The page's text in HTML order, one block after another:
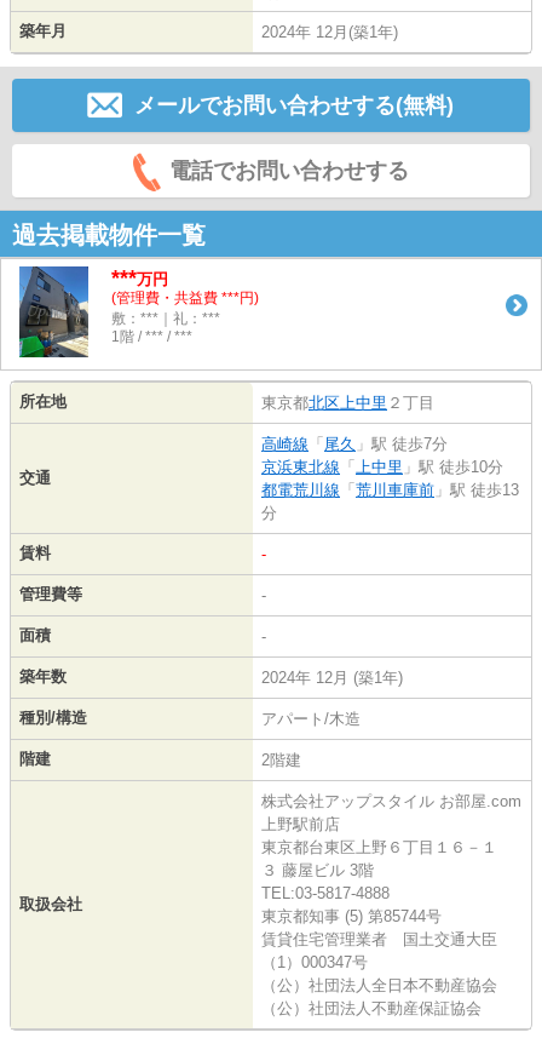
築年月 2024年 12月(築1年)
メールでお問い合わせする(無料)
電話でお問い合わせする
過去掲載物件一覧
***万円
(管理費・共益費 ***円)
敷：***｜礼：***
1階 / *** / ***
所在地 東京都北区上中里 ２丁目
交通
高崎線 「 尾久 」駅 徒歩7分
京浜東北線 「 上中里 」駅 徒歩10分
都電荒川線 「 荒川車庫前 」駅 徒歩13
分
賃料 -
管理費等 -
面積 -
築年数 2024年 12月 (築1年)
種別/構造 アパート/木造
階建 2階建
取扱会社
株式会社アップスタイル お部屋.com
上野駅前店
東京都台東区上野６丁目１６－１
３ 藤屋ビル 3階
TEL:03-5817-4888
東京都知事 (5) 第85744号
賃貸住宅管理業者 国土交通大臣
（1）000347号
（公）社団法人全日本不動産協会
（公）社団法人不動産保証協会